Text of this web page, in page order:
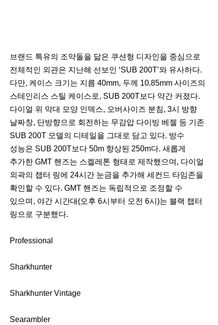
브랜드 특유의 조약돌을 닮은 쿠션형 디자인을 중심으로
전체적인 외관은 지난해 선보인 ‘SUB 200T’와 유사하다.
다만, 케이스 크기는 지름 40mm, 두께 10.85mm 사이즈의
스테인리스 스틸 케이스로, SUB 200T보다 약간 커졌다.
다이얼 위 막대 모양 인덱스, 오버사이즈 분침, 3시 방향
날짜창, 단방향으로 회전하는 무감압 다이빙 베젤 등 기존
SUB 200T 모델의 디테일을 그대로 담고 있다. 방수
성능은 SUB 200T보다 50m 향상된 250m다. 새롭게
추가한 GMT 핸즈는 스켈레톤 형태로 제작했으며, 다이얼
외곽의 챕터 링에 24시간 눈금을 추가해 세컨드 타임존을
확인할 수 있다. GMT 핸즈는 독립적으로 조정할 수
있으며, 야간 시간대(오후 6시부터 오전 6시)는 블랙 챕터
링으로 구분했다.
Professional
Sharkhunter
Sharkhunter Vintage
Searambler